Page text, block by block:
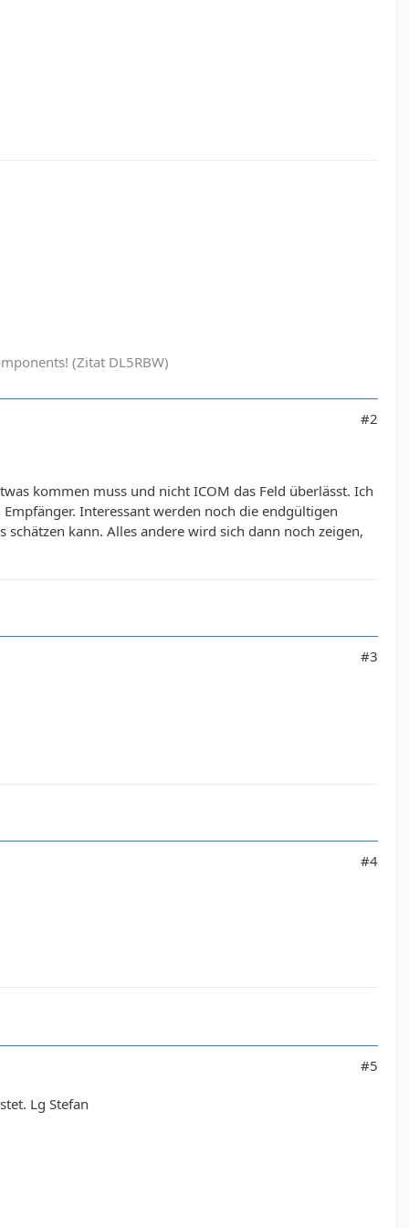
(Zitat DL5RBW)
#2
kommen muss und nicht ICOM das Feld überlässt. Ich
Interessant werden noch die endgültigen
kann. Alles andere wird sich dann noch zeigen,
#3
#4
#5
Lg Stefan